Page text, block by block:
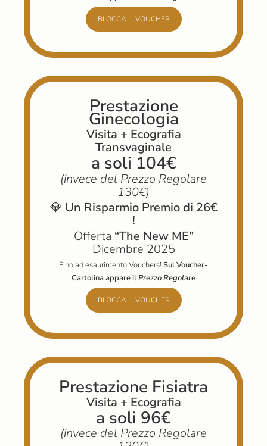
BLOCCA IL VOUCHER
Prestazione
Ginecologia
Visita + Ecografia
Transvaginale
a soli 104€
(invece del Prezzo Regolare
130€)
💎 Un Risparmio Premio di 26€
!
Offerta “The New ME”
Dicembre 2025
Fino ad esaurimento Vouchers! Sul Voucher-
Cartolina appare ilPrezzo Regolare
BLOCCA IL VOUCHER
Prestazione Fisiatra
Visita + Ecografia
a soli 96€
(invece del Prezzo Regolare